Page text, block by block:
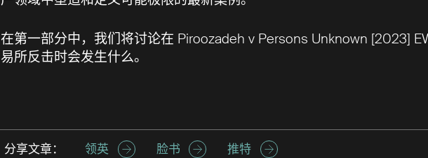
在第一部分中，我们将讨论在 Piroozadeh v Persons Unknown [2023]
易所反击时会发生什么。
分享文章： 领英 脸书 推特